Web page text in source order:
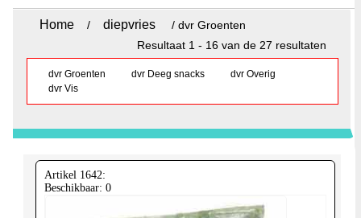
sauzen-
ketjap
oester-
Chilli-
sauzen
Pinda-
Boemboes
Currypasta
Chutney
Home / diepvries / dvr Groenten
dvr Groenten dvr Deeg snacks
dvr Overig
dvr Vis
Resultaat 1 - 16 van de 27 resultaten
Artikel 1642:
Beschikbaar: 0